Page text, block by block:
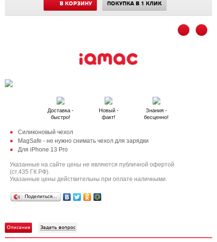
В КОРЗИНУ ПОКУПКА В 1 КЛИК
Доставка -
быстро!
Новый -
факт!
Знания -
бесценно!
Силиконовый чехол
MagSafe - не нужно снимать чехол для зарядки
Для iPhone 13 Pro
Указанные на сайте цены не являются публичной офертой
(ст.435 ГК РФ).
Указанные цены действительны при оплате наличными.
Поделиться…
Описание Задать вопрос